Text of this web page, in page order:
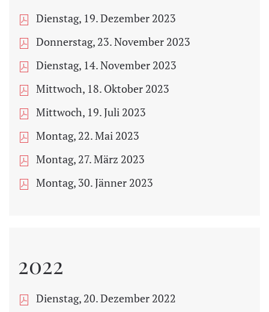
Dienstag, 19. Dezember 2023
Donnerstag, 23. November 2023
Dienstag, 14. November 2023
Mittwoch, 18. Oktober 2023
Mittwoch, 19. Juli 2023
Montag, 22. Mai 2023
Montag, 27. März 2023
Montag, 30. Jänner 2023
2022
Dienstag, 20. Dezember 2022